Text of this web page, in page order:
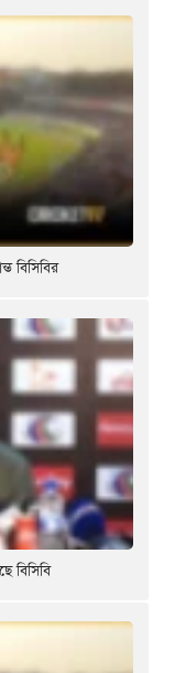
বিসিবির
বিসিবি